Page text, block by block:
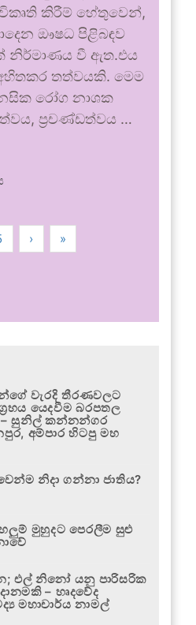
කිරීම් හේතුවෙන්,
ඖෂධ පිළිබඳව
නිර්මාණය වී ඇත.එය
තත්වයකි. මෙම
රෝග නාශක
ප්‍රචණ්ඩත්වය …
› »
වැරදි තීරණවලට
යෙදවීම බරපතල
– සුනිල් කන්නන්ගර
අම්පාර හිටපු මහ
නිදා ගන්නා ජාතිය?
මුහුදට පෙරලීම සුළු
එල් නිනෝ යනු පාරිසරික
– හෘදවේද
මහාචාර්ය නාමල්